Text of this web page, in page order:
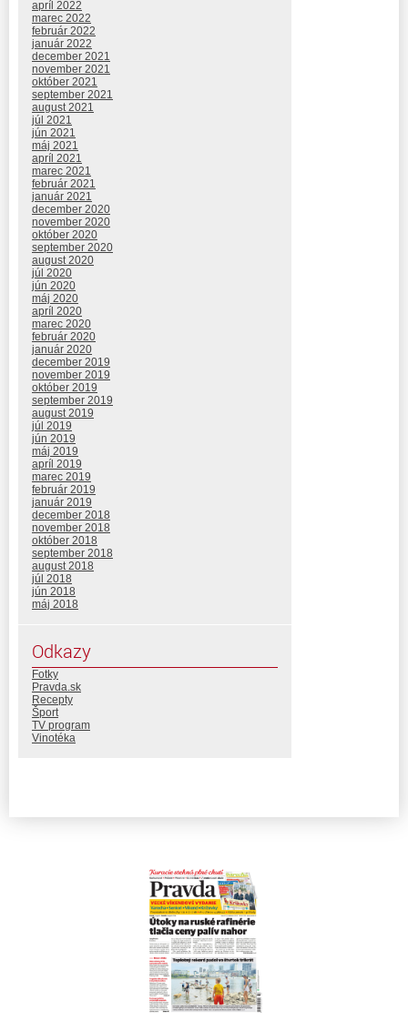
apríl 2022
marec 2022
február 2022
január 2022
december 2021
november 2021
október 2021
september 2021
august 2021
júl 2021
jún 2021
máj 2021
apríl 2021
marec 2021
február 2021
január 2021
december 2020
november 2020
október 2020
september 2020
august 2020
júl 2020
jún 2020
máj 2020
apríl 2020
marec 2020
február 2020
január 2020
december 2019
november 2019
október 2019
september 2019
august 2019
júl 2019
jún 2019
máj 2019
apríl 2019
marec 2019
február 2019
január 2019
december 2018
november 2018
október 2018
september 2018
august 2018
júl 2018
jún 2018
máj 2018
Odkazy
Fotky
Pravda.sk
Recepty
Šport
TV program
Vinotéka